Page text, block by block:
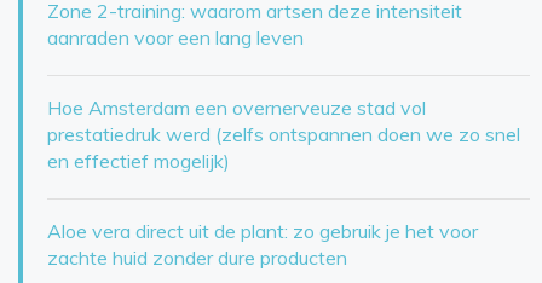
Zone 2-training: waarom artsen deze intensiteit
aanraden voor een lang leven
Hoe Amsterdam een overnerveuze stad vol
prestatiedruk werd (zelfs ontspannen doen we zo snel
en effectief mogelijk)
Aloe vera direct uit de plant: zo gebruik je het voor
zachte huid zonder dure producten